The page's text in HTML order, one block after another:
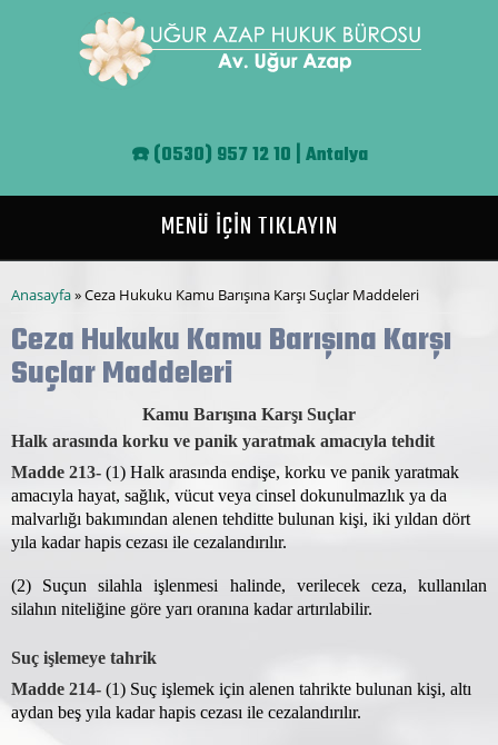
☎️(0530) 957 12 10 | Antalya
MENÜ İÇİN TIKLAYIN
Buradasınız
Anasayfa» Ceza Hukuku Kamu Barışına Karşı Suçlar Maddeleri
Ceza Hukuku Kamu Barışına Karşı
Suçlar Maddeleri
Kamu Barışına Karşı Suçlar
Halk arasında korku ve panik yaratmak amacıyla tehdit
Madde 213- (1) Halk arasında endişe, korku ve panik yaratmak
amacıyla hayat, sağlık, vücut veya cinsel dokunulmazlık ya da
malvarlığı bakımından alenen tehditte bulunan kişi, iki yıldan dört
yıla kadar hapis cezası ile cezalandırılır.
(2) Suçun silahla işlenmesi halinde, verilecek ceza, kullanılan
silahın niteliğine göre yarı oranına kadar artırılabilir.
Suç işlemeye tahrik
Madde 214- (1) Suç işlemek için alenen tahrikte bulunan kişi, altı
aydan beş yıla kadar hapis cezası ile cezalandırılır.